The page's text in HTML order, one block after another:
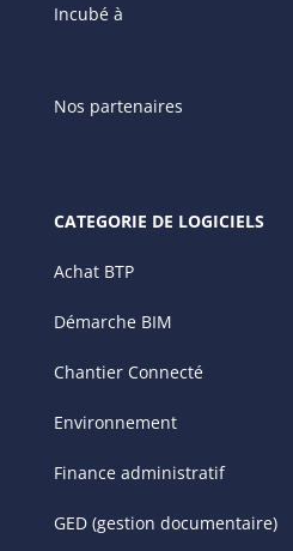
Incubé à
Nos partenaires
CATEGORIE DE LOGICIELS
Achat BTP
Démarche BIM
Chantier Connecté
Environnement
Finance administratif
GED (gestion documentaire)